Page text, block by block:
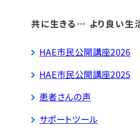
共に生きる… より良い生
HAE市民公開講座2026
HAE市民公開講座2025
患者さんの声
サポートツール